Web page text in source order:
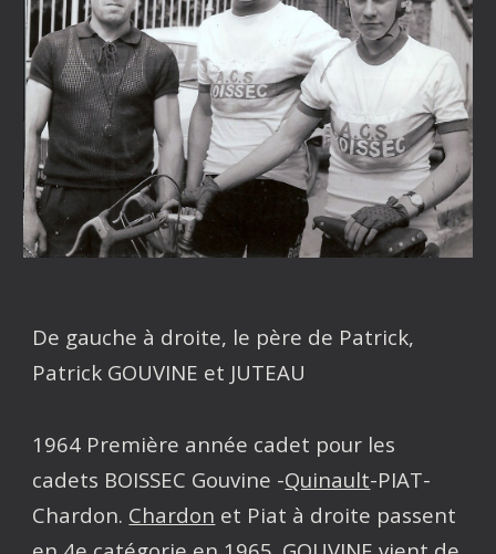
De gauche à droite, le père de Patrick,
Patrick GOUVINE et JUTEAU
1964 Première année cadet pour les
cadets BOISSEC Gouvine -Quinault-PIAT-
Chardon. Chardon et Piat à droite passent